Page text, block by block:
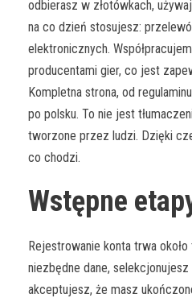
odbierasz w złotówkach,
na co dzień stosujesz:
elektronicznych.
producentami gier, co jest
Kompletna strona, od
po polsku. To nie jest
tworzone przez ludzi. Dzięki
co chodzi.
Wstępne
Rejestrowanie konta trwa
niezbędne dane, selekcjonujesz
akceptujesz, że masz